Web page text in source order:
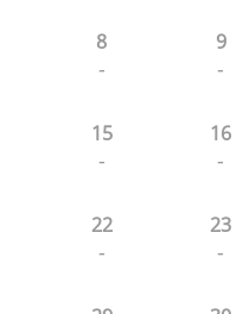
8
-
9
-
15
-
16
-
22
-
23
-